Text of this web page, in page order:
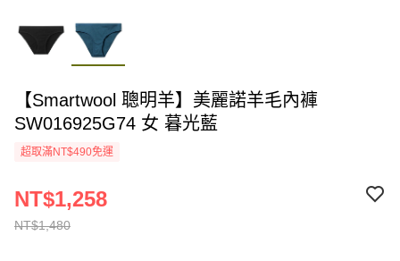
【Smartwool 聰明羊】美麗諾羊毛內褲
SW016925G74 女 暮光藍
超取滿NT$490免運
NT$1,480
NT$1,258